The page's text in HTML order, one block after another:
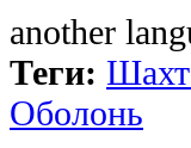
another
Теги:
Оболонь